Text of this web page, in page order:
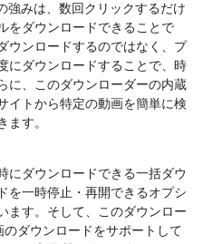
強みは、数回クリックするだけ
をダウンロードできることで
ウンロードするのではなく、プ
にダウンロードすることで、時
に、このダウンローダーの内蔵
イトから特定の動画を簡単に検
ます。
にダウンロードできる一括ダウ
を一時停止・再開できるオプシ
ます。そして、このダウンロー
ダウンロードをサポートして